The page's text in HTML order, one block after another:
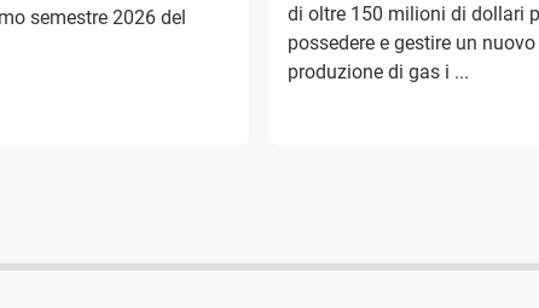
semestre 2026 del
di oltre 150 milioni di dollari
possedere e gestire un
produzione di gas i ...